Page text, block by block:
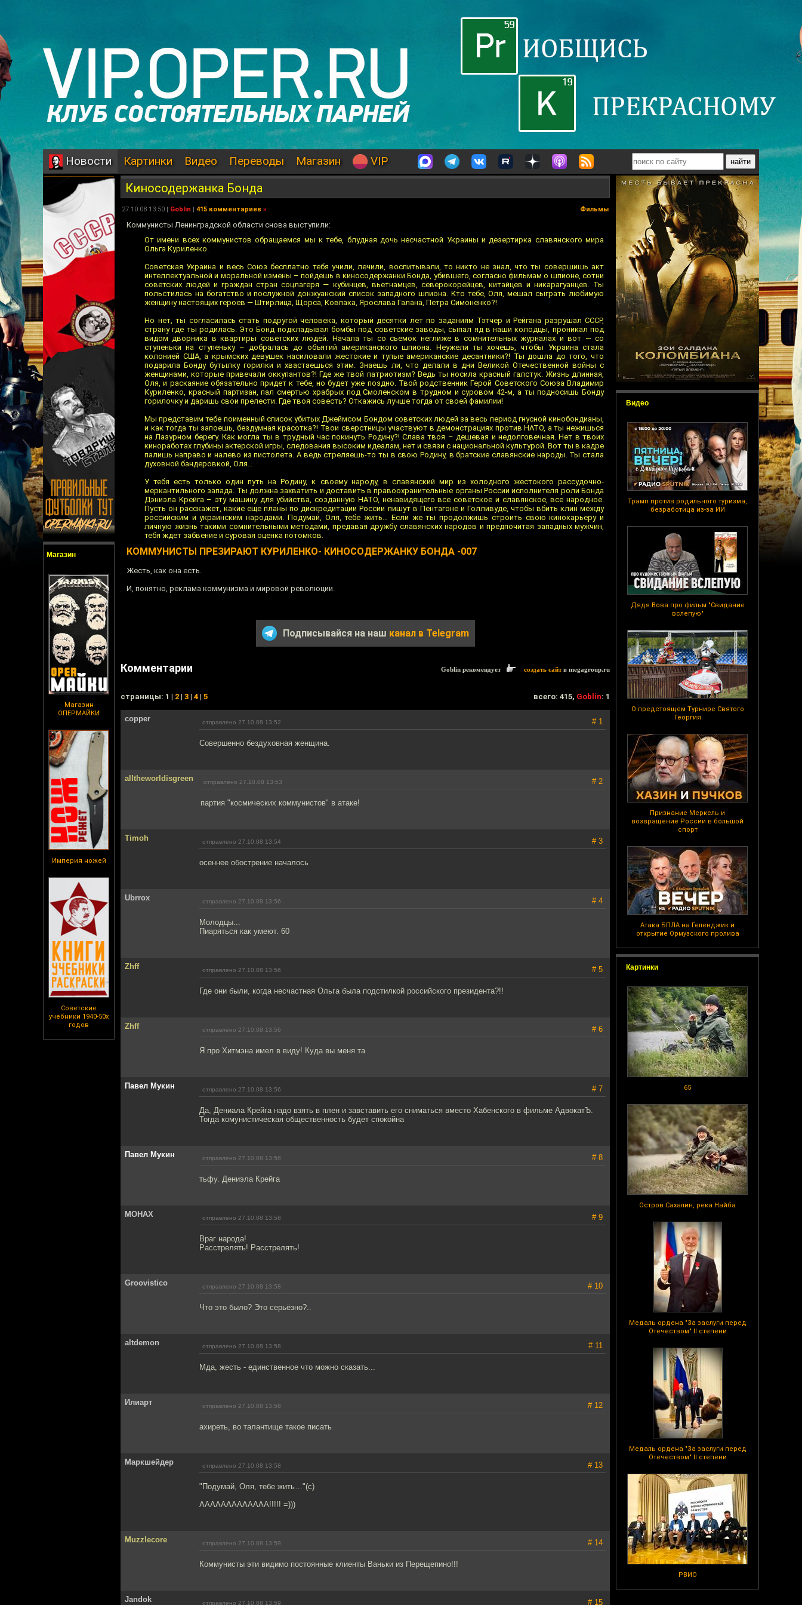
Новости Картинки Видео Переводы Магазин VIP
Магазин
Магазин
ОПЕРМАЙКИ
Империя ножей
Советские
учебники 1940-50х
годов
Видео
Трамп против родильного туризма,
безработица из-за ИИ
Дядя Вова про фильм "Свидание
вслепую"
О предстоящем Турнире Святого
Георгия
Признание Меркель и
возвращение России в большой
спорт
Атака БПЛА на Геленджик и
открытие Ормузского пролива
Картинки
65
Остров Сахалин, река Найба
Медаль ордена "За заслуги перед
Отечеством" II степени
Медаль ордена "За заслуги перед
Отечеством" II степени
РВИО
Киносодержанка Бонда
27.10.08 13:50 | Goblin | 415 комментариев » Фильмы
Коммунисты Ленинградской области снова выступили:
От имени всех коммунистов обращаемся мы к тебе, блудная дочь несчастной Украины и дезертирка славянского мира
Ольга Куриленко.
Советская Украина и весь Союз бесплатно тебя учили, лечили, воспитывали, то никто не знал, что ты совершишь акт
интеллектуальной и моральной измены – пойдешь в киносодержанки Бонда, убившего, согласно фильмам о шпионе, сотни
советских людей и граждан стран соцлагеря — кубинцев, вьетнамцев, северокорейцев, китайцев и никарагуанцев. Ты
польстилась на богатство и послужной донжуанский список западного шпиона. Кто тебе, Оля, мешал сыграть любимую
женщину настоящих героев — Штирлица, Щорса, Ковпака, Ярослава Галана, Петра Симоненко?!
Но нет, ты согласилась стать подругой человека, который десятки лет по заданиям Тэтчер и Рейгана разрушал СССР,
страну где ты родилась. Это Бонд подкладывал бомбы под советские заводы, сыпал яд в наши колодцы, проникал под
видом дворника в квартиры советских людей. Начала ты со сьемок неглиже в сомнительных журналах и вот — со
ступеньки на ступеньку – добралась до объятий американского шпиона. Неужели ты хочешь, чтобы Украина стала
колонией США, а крымских девушек насиловали жестокие и тупые американские десантники?! Ты дошла до того, что
подарила Бонду бутылку горилки и хвастаешься этим. Знаешь ли, что делали в дни Великой Отечественной войны с
женщинами, которые привечали оккупантов?! Где же твой патриотизм? Ведь ты носила красный галстук. Жизнь длинная,
Оля, и раскаяние обязательно придет к тебе, но будет уже поздно. Твой родственник Герой Советского Союза Владимир
Куриленко, красный партизан, пал смертью храбрых под Смоленском в трудном и суровом 42-м, а ты подносишь Бонду
горилочку и даришь свои прелести. Где твоя совесть? Откажись лучше тогда от своей фамилии!
Мы представим тебе поименный список убитых Джеймсом Бондом советских людей за весь период гнусной кинобондианы,
и как тогда ты запоешь, бездумная красотка?! Твои сверстницы участвуют в демонстрациях против НАТО, а ты нежишься
на Лазурном берегу. Как могла ты в трудный час покинуть Родину?! Слава твоя – дешевая и недолговечная. Нет в твоих
киноработах глубины актерской игры, следования высоким идеалам, нет и связи с национальной культурой. Вот ты в кадре
палишь направо и налево из пистолета. А ведь стреляешь-то ты в свою Родину, в братские славянские народы. Ты стала
духовной бандеровкой, Оля…
У тебя есть только один путь на Родину, к своему народу, в славянский мир из холодного жестокого рассудочно-
меркантильного запада. Ты должна захватить и доставить в правоохранительные органы России исполнителя роли Бонда
Дэниэла Крейга – эту машину для убийства, созданную НАТО, ненавидящего все советское и славянское, все народное.
Пусть он расскажет, какие еще планы по дискредитации России пишут в Пентагоне и Голливуде, чтобы вбить клин между
российским и украинским народами. Подумай, Оля, тебе жить… Если же ты продолжишь строить свою кинокарьеру и
личную жизнь такими сомнительными методами, предавая дружбу славянских народов и предпочитая западных мужчин,
тебя ждет забвение и суровая оценка потомков.
КОММУНИСТЫ ПРЕЗИРАЮТ КУРИЛЕНКО- КИНОСОДЕРЖАНКУ БОНДА -007
Жесть, как она есть.
И, понятно, реклама коммунизма и мировой революции.
Подписывайся на наш канал в Telegram
Комментарии Goblin рекомендует создать сайтв megagroup.ru
cтраницы: 1 | 2 | 3 | 4 | 5 всего: 415, Goblin: 1
copper отправлено 27.10.08 13:52 # 1
Совершенно бездуховная женщина.
alltheworldisgreen отправлено 27.10.08 13:53 # 2
партия "космических коммунистов" в атаке!
Timoh отправлено 27.10.08 13:54 # 3
осеннее обострение началось
Ubrrox отправлено 27.10.08 13:56 # 4
Молодцы...
Пиаряться как умеют. 60
Zhff отправлено 27.10.08 13:56 # 5
Где они были, когда несчастная Ольга была подстилкой российского президента?!!
Zhff отправлено 27.10.08 13:56 # 6
Я про Хитмэна имел в виду! Куда вы меня та
Павел Мукин отправлено 27.10.08 13:56 # 7
Да, Дениала Крейга надо взять в плен и завставить его сниматься вместо Хабенского в фильме АдвокатЪ.
Тогда комунистическая общественность будет спокойна
Павел Мукин отправлено 27.10.08 13:58 # 8
тьфу. Дениэла Крейга
MOHAX отправлено 27.10.08 13:58 # 9
Враг народа!
Расстрелять! Расстрелять!
Groovistico отправлено 27.10.08 13:58 # 10
Что это было? Это серьёзно?..
altdemon отправлено 27.10.08 13:58 # 11
Мда, жесть - единственное что можно сказать...
Илиарт отправлено 27.10.08 13:58 # 12
ахиреть, во талантище такое писать
Маркшейдер отправлено 27.10.08 13:58 # 13
"Подумай, Оля, тебе жить…"(с)
ААААААААААААА!!!!! =)))
Muzzlecore отправлено 27.10.08 13:59 # 14
Коммунисты эти видимо постоянные клиенты Ваньки из Перещепино!!!
Jandok отправлено 27.10.08 13:59 # 15